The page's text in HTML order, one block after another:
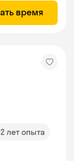
время
лет опыта